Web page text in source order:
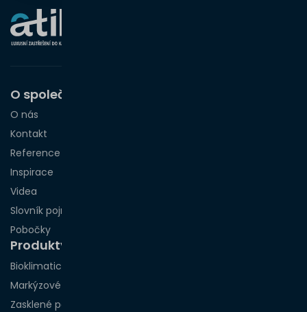
O společnosti
O nás
Kontakt
Reference
Inspirace
Videa
Slovník pojmů
Pobočky
Produkty
Bioklimatické pergoly
Markýzové pergoly
Zasklené pergoly